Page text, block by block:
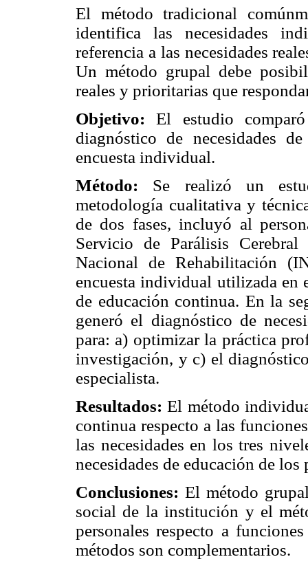
El método tradicional
identifica las necesidades
referencia a las necesidades
Un método grupal debe
reales y prioritarias que
Objetivo: El estudio
diagnóstico de necesidades
encuesta individual.
Método: Se realizó un
metodología cualitativa y
de dos fases, incluyó al
Servicio de Parálisis
Nacional de Rehabilitación
encuesta individual utilizada en
de educación continua. En la
generó el diagnóstico de
para: a) optimizar la práctica
investigación, y c) el
especialista.
Resultados: El método
continua respecto a las
las necesidades en los tres
necesidades de educación de
Conclusiones: El método
social de la institución y el
personales respecto a
métodos son complementarios.